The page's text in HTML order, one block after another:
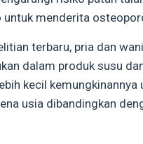
untuk menderita
terbaru, pria dan
dalam produk susu
kecil
usia dibandingkan